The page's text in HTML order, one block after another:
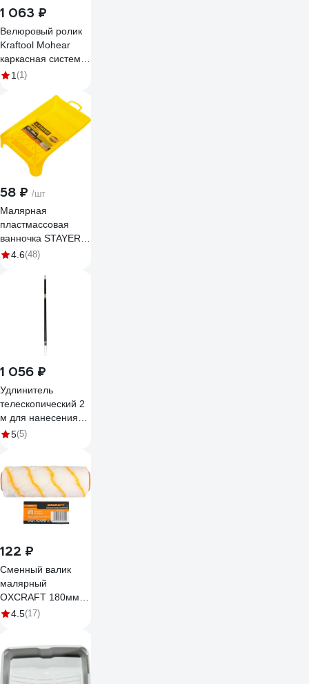
1 063 ₽
Велюровый ролик
Kraftool Mohear
каркасная система
180 мм 1-02013-18
1 (1)
58 ₽ /шт
Малярная
пластмассовая
ванночка STAYER,
120х200мм 0605-
4.6(48)
1 056 ₽
Удлинитель
телескопический 2
м для нанесения
красок на высоких
5(5)
122 ₽
Сменный валик
малярный
OXCRAFT 180мм
44016233
4.5(17)